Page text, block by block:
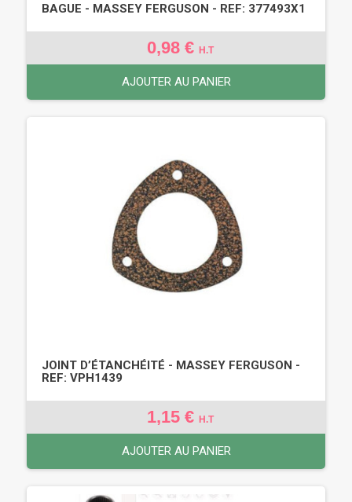
BAGUE - MASSEY FERGUSON - REF: 377493X1
0,98 € H.T
AJOUTER AU PANIER
JOINT D’ÉTANCHÉITÉ - MASSEY FERGUSON -
REF: VPH1439
1,15 € H.T
AJOUTER AU PANIER